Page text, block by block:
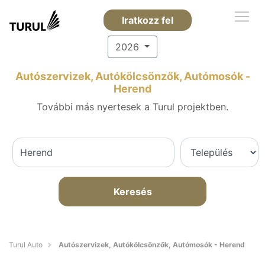
Iratkozz fel
2026
Autószervizek, Autókölcsönzők, Autómosók -
Herend
További más nyertesek a Turul projektben.
Keresés
Turul Auto Autószervizek, Autókölcsönzők, Autómosók - Herend